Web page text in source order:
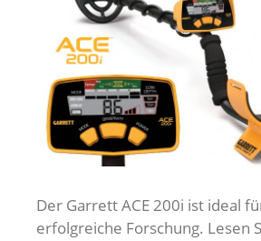
Der Garrett ACE 200i ist ideal
erfolgreiche Forschung. Lesen